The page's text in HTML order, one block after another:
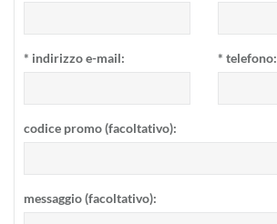
* indirizzo e-mail: * telefono:
codice promo (facoltativo):
messaggio (facoltativo):